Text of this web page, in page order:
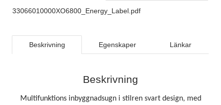
33066010000XO6800_Energy_Label.pdf
Beskrivning Egenskaper Länkar
Beskrivning
Multifunktions inbyggnadsugn i stilren svart design, med